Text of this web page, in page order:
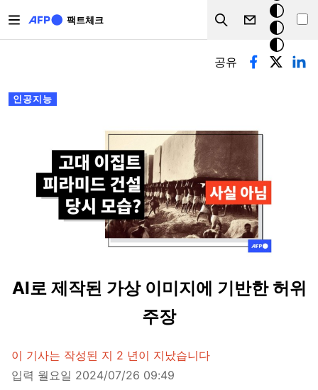
팩트체크
Search
크
모
드
기본탭
인공지능
공유
AI로 제작된 가상 이미지에 기반한 허위
주장
이 기사는 작성된 지 2 년이 지났습니다
입력 월요일 2024/07/26 09:49